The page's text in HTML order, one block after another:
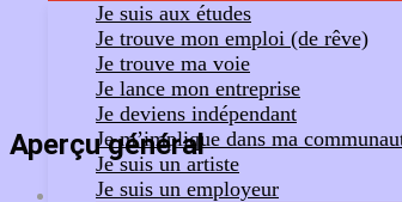
Je suis aux études
Je trouve mon emploi (de rêve)
Je trouve ma voie
Je lance mon entreprise
Je deviens indépendant
Je m’implique dans ma
Je suis un artiste
Je suis un employeur
Aperçu général